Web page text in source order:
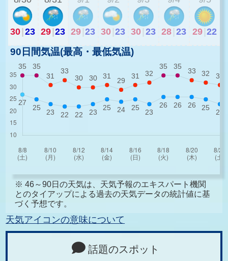
30 23 29 23 29 23 30 23 30 23 28 23 29 22
90日間気温(最高・最低気温)
※ 46～90日の天気は、天気予報のエキスパート機関
とのタイアップによる過去の天気データの統計値に基
づく予想です。
天気アイコンの意味について
話題のスポット